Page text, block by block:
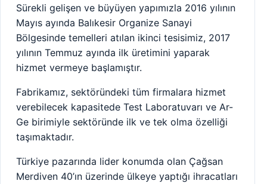
Sürekli gelişen ve büyüyen yapımızla 2016 yılının
Mayıs ayında Balıkesir Organize Sanayi
Bölgesinde temelleri atılan ikinci tesisimiz, 2017
yılının Temmuz ayında ilk üretimini yaparak
hizmet vermeye başlamıştır.
Fabrikamız, sektöründeki tüm firmalara hizmet
verebilecek kapasitede Test Laboratuvarı ve Ar-
Ge birimiyle sektöründe ilk ve tek olma özelliği
taşımaktadır.
Türkiye pazarında lider konumda olan Çağsan
Merdiven 40’ın üzerinde ülkeye yaptığı ihracatları